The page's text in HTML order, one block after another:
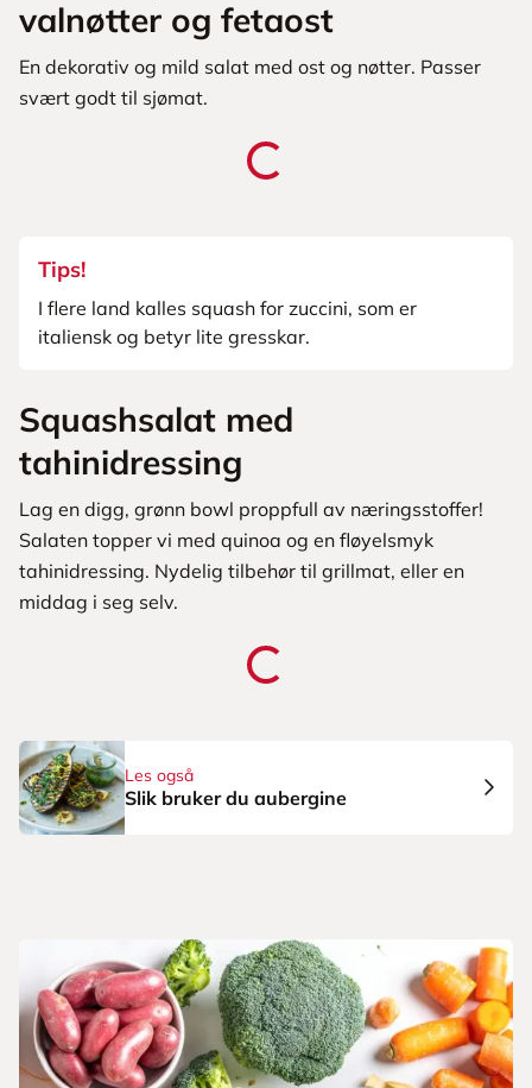
valnøtter og fetaost
En dekorativ og mild salat med ost og nøtter. Passer
svært godt til sjømat.
Tips!
I flere land kalles squash for zuccini, som er
italiensk og betyr lite gresskar.
Squashsalat med
tahinidressing
Lag en digg, grønn bowl proppfull av næringsstoffer!
Salaten topper vi med quinoa og en fløyelsmyk
tahinidressing. Nydelig tilbehør til grillmat, eller en
middag i seg selv.
Les også
Slik bruker du aubergine